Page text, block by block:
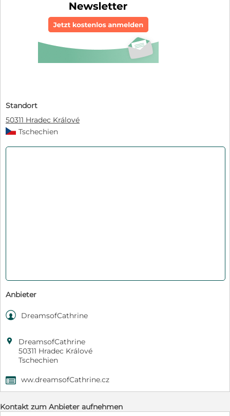
Standort
50311 Hradec Králové
Tschechien
Anbieter
 DreamsofCathrine

DreamsofCathrine
50311 Hradec Králové
Tschechien
, ww.dreamsofCathrine.cz
Kontakt zum Anbieter aufnehmen